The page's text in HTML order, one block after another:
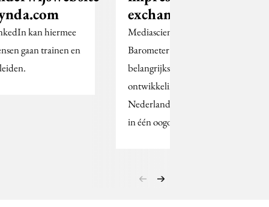
kan hiermee
gaan trainen en
exchanges
Mediascience Exchange
Barometer: de
belangrijkste
ontwikkelingen op de
Nederlandse exchanges
in één oogopslag.